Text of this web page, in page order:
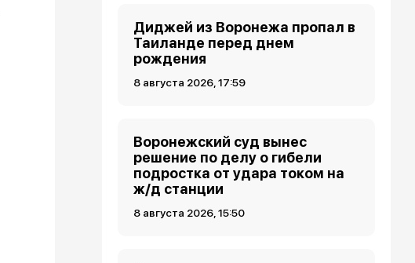
Диджей из Воронежа пропал в
Таиланде перед днем
рождения
8 августа 2026, 17:59
Воронежский суд вынес
решение по делу о гибели
подростка от удара током на
ж/д станции
8 августа 2026, 15:50